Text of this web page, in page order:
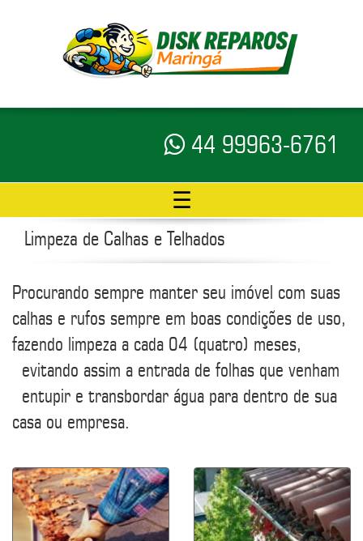
44 99963-6761
☰
Limpeza de Calhas e Telhados
Procurando sempre manter seu imóvel com suas
calhas e rufos sempre em boas condições de uso,
fazendo limpeza a cada 04 (quatro) meses,
evitando assim a entrada de folhas que venham
entupir e transbordar água para dentro de sua
casa ou empresa.